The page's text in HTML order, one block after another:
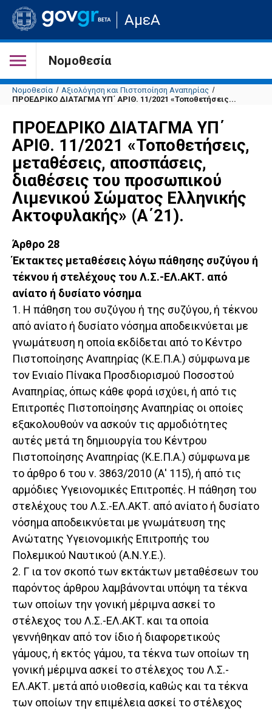
Μετάβαση
στην
σελίδα
του
ΑμεΑ
Νομοθεσία
Νομοθεσία
Αξιολόγηση και Πιστοποίηση Αναπηρίας
ΠΡΟΕΔΡΙΚΟ ΔΙΑΤΑΓΜΑ ΥΠ΄ ΑΡΙΘ. 11/2021 «Τοποθετήσεις...
ΠΡΟΕΔΡΙΚΟ ΔΙΑΤΑΓΜΑ ΥΠ΄
ΑΡΙΘ. 11/2021 «Τοποθετήσεις,
μεταθέσεις, αποσπάσεις,
διαθέσεις του προσωπικού
Λιμενικού Σώματος Ελληνικής
Ακτοφυλακής» (Α΄21).
Άρθρο 28
Έκτακτες μεταθέσεις λόγω πάθησης συζύγου ή
τέκνου ή στελέχους του Λ.Σ.-ΕΛ.ΑΚΤ. από
ανίατο ή δυσίατο νόσημα
1. Η πάθηση του συζύγου ή της συζύγου, ή τέκνου
από ανίατο ή δυσίατο νόσημα αποδεικνύεται με
γνωμάτευση η οποία εκδίδεται από το Κέντρο
Πιστοποίησης Αναπηρίας (Κ.Ε.Π.Α.) σύμφωνα με
τον Ενιαίο Πίνακα Προσδιορισμού Ποσοστού
Αναπηρίας, όπως κάθε φορά ισχύει, ή από τις
Επιτροπές Πιστοποίησης Αναπηρίας οι οποίες
εξακολουθούν να ασκούν τις αρμοδιότητeς
αυτές μετά τη δημιουργία του Κέντρου
Πιστοποίησης Αναπηρίας (Κ.Ε.Π.Α.) σύμφωνα με
το άρθρο 6 του ν. 3863/2010 (Α' 115), ή από τις
αρμόδιες Υγειονομικές Επιτροπές. Η πάθηση του
στελέχους του Λ.Σ.-ΕΛ.ΑΚΤ. από ανίατο ή δυσίατο
νόσημα αποδεικνύεται με γνωμάτευση της
Ανώτατης Υγειονομικής Επιτροπής του
Πολεμικού Ναυτικού (Α.Ν.Υ.Ε.).
2. Γ ια τον σκοπό των εκτάκτων μεταθέσεων του
παρόντος άρθρου λαμβάνονται υπόψη τα τέκνα
των οποίων την γονική μέριμνα ασκεί το
στέλεχος του Λ.Σ.-ΕΛ.ΑΚΤ. και τα οποία
γεννήθηκαν από τον ίδιο ή διαφορετικούς
γάμους, ή εκτός γάμου, τα τέκνα των οποίων τη
γονική μέριμνα ασκεί το στέλεχος του Λ.Σ.-
ΕΛ.ΑΚΤ. μετά από υιοθεσία, καθώς και τα τέκνα
των οποίων την επιμέλεια ασκεί το στέλεχος